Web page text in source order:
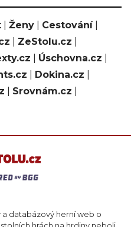
Ženy Cestování|
ZeStolu.cz
Úschovna.cz
Dokina.cz
Srovnám.cz
a databázový herní web o